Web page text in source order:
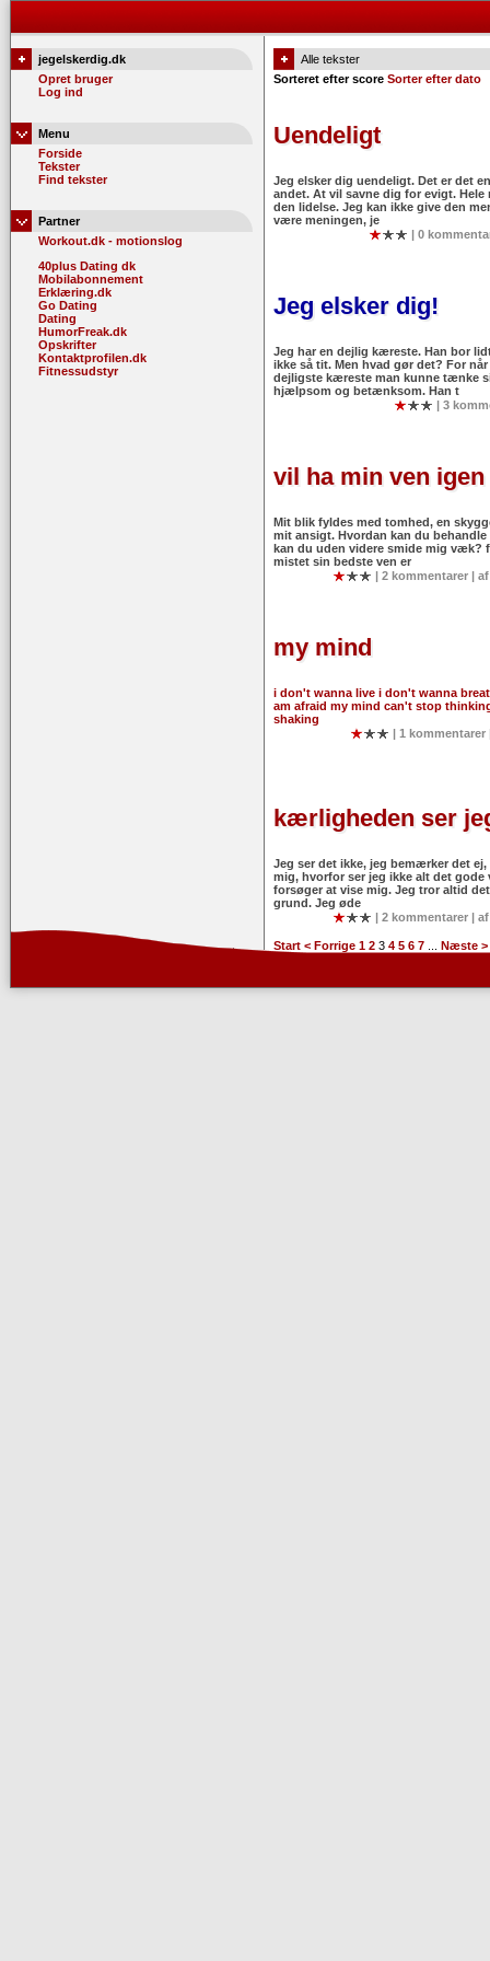
jegelskerdig.dk
Opret bruger
Log ind
Menu
Forside
Tekster
Find tekster
Partner
Workout.dk - motionslog
40plus Dating dk
Mobilabonnement
Erklæring.dk
Go Dating
Dating
HumorFreak.dk
Opskrifter
Kontaktprofilen.dk
Fitnessudstyr
Alle tekster
Sorteret efter score Sorter efter dato
Uendeligt
Jeg elsker dig uendeligt. Det er det
andet. At vil savne dig for evigt. Hele
den lidelse. Jeg kan ikke give den
være meningen, je
| 0
Jeg elsker dig!
Jeg har en dejlig kæreste. Han bor
ikke så tit. Men hvad gør det? For
dejligste kæreste man kunne tænke
hjælpsom og betænksom. Han t
| 3
vil ha min ven igen
Mit blik fyldes med tomhed, en
mit ansigt. Hvordan kan du
kan du uden videre smide mig væk?
mistet sin bedste ven er
| 2 kommentarer |
my mind
i don't wanna live i don't wanna
am afraid my mind can't stop
shaking
| 1
kærligheden ser
Jeg ser det ikke, jeg bemærker det
mig, hvorfor ser jeg ikke alt det gode
forsøger at vise mig. Jeg tror altid
grund. Jeg øde
| 2 kommentarer |
Start < Forrige 1 2 3 4 5 6 7 Næste >